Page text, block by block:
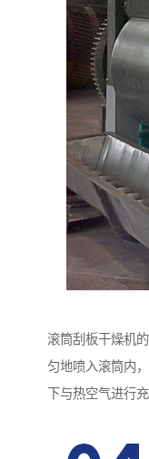
滚筒刮板干燥机
匀地喷入滚筒内
下与热空气进行